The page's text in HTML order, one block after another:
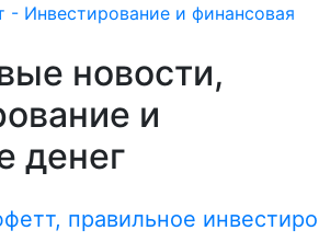
новости,
и
денег